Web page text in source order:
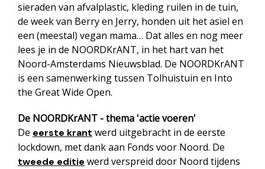
sieraden van afvalplastic, kleding ruilen in de tuin,
de week van Berry en Jerry, honden uit het asiel en
een (meestal) vegan mama… Dat alles en nog meer
lees je in de NOORDKrANT, in het hart van het
Noord-Amsterdams Nieuwsblad. De NOORDKrANT
is een samenwerking tussen Tolhuistuin en Into
the Great Wide Open.
De NOORDKrANT - thema 'actie voeren'
De eerste krant werd uitgebracht in de eerste
lockdown, met dank aan Fonds voor Noord. De
tweede editie werd verspreid door Noord tijdens